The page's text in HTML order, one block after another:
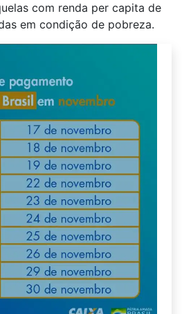
com renda per capita de
em condição de pobreza.